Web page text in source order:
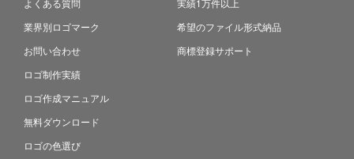
よくある質問
業界別ロゴマーク
お問い合わせ
ロゴ制作実績
ロゴ作成マニュアル
無料ダウンロード
ロゴの色選び
実績1万件以上
希望のファイル形式納品
商標登録サポート